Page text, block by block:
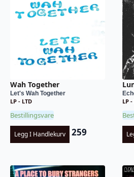
Wah Together
Let's Wah Together
LP - LTD
Bestillingsvare
Legg I Handlekurv 259
LP -